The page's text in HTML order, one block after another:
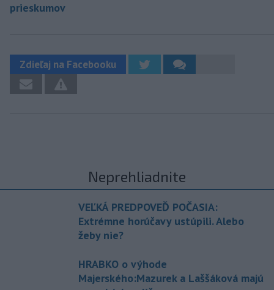
prieskumov
Zdieľaj na Facebooku
Neprehliadnite
VEĽKÁ PREDPOVEĎ POČASIA:
Extrémne horúčavy ustúpili. Alebo
žeby nie?
HRABKO o výhode
Majerského:Mazurek a Laššáková majú